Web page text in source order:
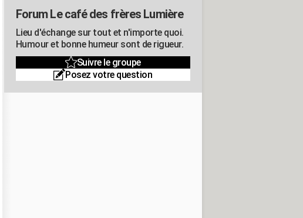
Forum Le café des frères Lumière
Lieu d'échange sur tout et n'importe quoi.
Humour et bonne humeur sont de rigueur.
Suivre le groupe
Posez votre question